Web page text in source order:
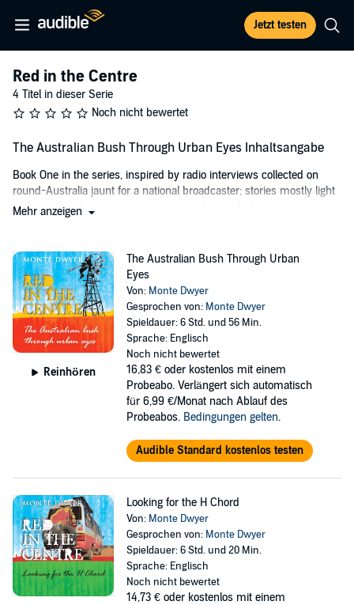
Jetzt testen
Red in the Centre
4 Titel in dieser Serie
Noch nicht bewertet
The Australian Bush Through Urban Eyes Inhaltsangabe
Book One in the series, inspired by radio interviews collected on
round-Australia jaunt for a national broadcaster; stories mostly light
and bright with an amusing “innocent abroad” feel.
Mehr anzeigen
Reinhören
The Australian Bush Through Urban
Eyes
Von: Monte Dwyer
Gesprochen von: Monte Dwyer
Spieldauer: 6 Std. und 56 Min.
Sprache: Englisch
Noch nicht bewertet
16,83 € oder kostenlos mit einem
Probeabo. Verlängert sich automatisch
für 6,99 €/Monat nach Ablauf des
Probeabos. Bedingungen gelten.
Audible Standard kostenlos testen
Looking for the H Chord
Von: Monte Dwyer
Gesprochen von: Monte Dwyer
Spieldauer: 6 Std. und 20 Min.
Sprache: Englisch
Noch nicht bewertet
14,73 € oder kostenlos mit einem